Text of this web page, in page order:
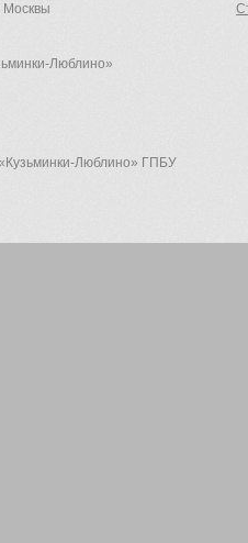
Москвы
Люблино»
Люблино» ГПБУ